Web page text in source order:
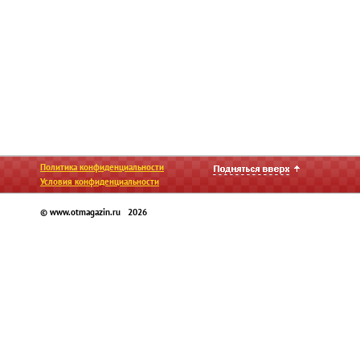
Политика конфиденциальности
Условия конфиденциальности
© www.otmagazin.ru 2026